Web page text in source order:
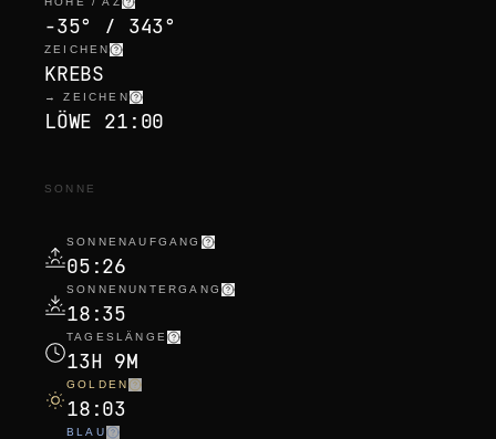
-35° / 343°
ZEICHEN
KREBS
→ ZEICHEN
LÖWE 21:00
SONNE
SONNENAUFGANG
05:26
SONNENUNTERGANG
18:35
TAGESLÄNGE
13H 9M
GOLDEN
18:03
BLAU